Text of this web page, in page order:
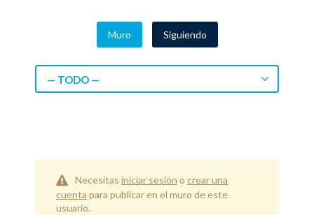
Muro Siguiendo
— TODO —
Necesitas iniciar sesión o crear una
cuenta para publicar en el muro de este
usuario.